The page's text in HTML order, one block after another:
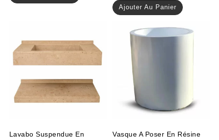
Ajouter Au Panier
Lavabo Suspendue En
Vasque A Poser En Résine